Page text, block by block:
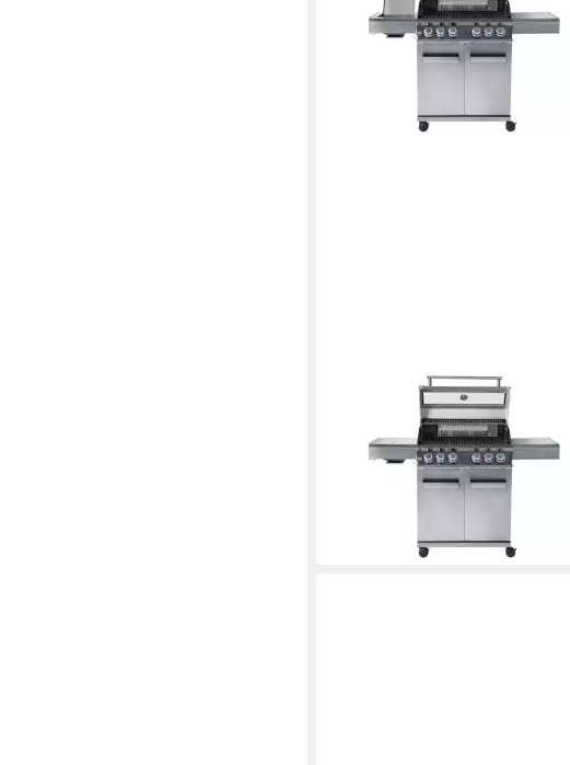
CHEF CUISINE INTERNATIONAL
Gasgrill Premium Edelstahl Gasgrill
4+2 Brenner
1.299,00 €
lieferbar - in 5-6 Werktagen bei dir